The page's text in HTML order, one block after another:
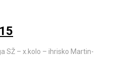
SŽ – x.kolo – ihrisko Martin-